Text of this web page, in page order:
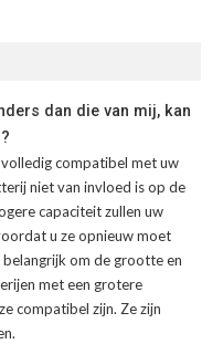
dan die van mij, kan
compatibel met uw
niet van invloed is op de
capaciteit zullen uw
u ze opnieuw moet
om de grootte en
met een grotere
compatibel zijn. Ze zijn